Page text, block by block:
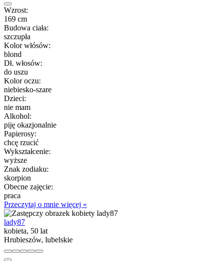
Wzrost:
169 cm
Budowa ciała:
szczupła
Kolor włósów:
blond
Dł. włosów:
do uszu
Kolor oczu:
niebiesko-szare
Dzieci:
nie mam
Alkohol:
piję okazjonalnie
Papierosy:
chcę rzucić
Wykształcenie:
wyższe
Znak zodiaku:
skorpion
Obecne zajęcie:
praca
Przeczytaj o mnie więcej »
lady87
kobieta, 50 lat
Hrubieszów, lubelskie